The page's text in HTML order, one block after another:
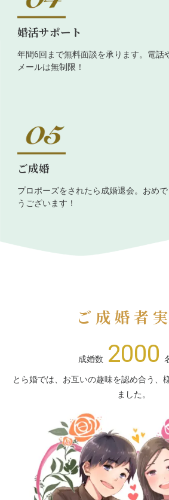
婚活サポート
年間6回まで無料面談を承ります。電話
メールは無制限！
ご成婚
プロポーズをされたら成婚退会。おめで
うございます！
ご成婚者
成婚数 2000
とら婚では、お互いの趣味を認め合う、
ました。